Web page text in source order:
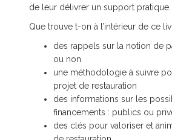
de leur délivrer un support pratique.
Que trouve t-on à l’intérieur de ce
des rappels sur la notion de
ou non
une méthodologie à suivre
projet de restauration
des informations sur les
financements : publics ou
des clés pour valoriser et